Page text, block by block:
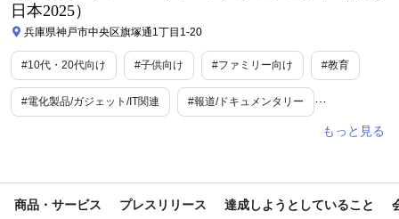
日本2025）
兵庫県神戸市中央区旗塚通1丁目1-20
#10代・20代向け #子供向け #ファミリー向け #教育
#電化製品/ガジェット/IT関連 #報道/ドキュメンタリー
#サイエンス #地域活性・地方創生 #知育・幼児教育
商品・サービス プレスリリース 達成しようとしていること